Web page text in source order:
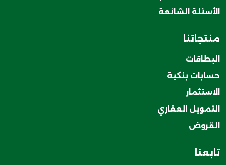
الأسئلة الشائعة
منتجاتنا
البطاقات
حسابات بنكية
الاستثمار
التمويل العقاري
القروض
تابعنا